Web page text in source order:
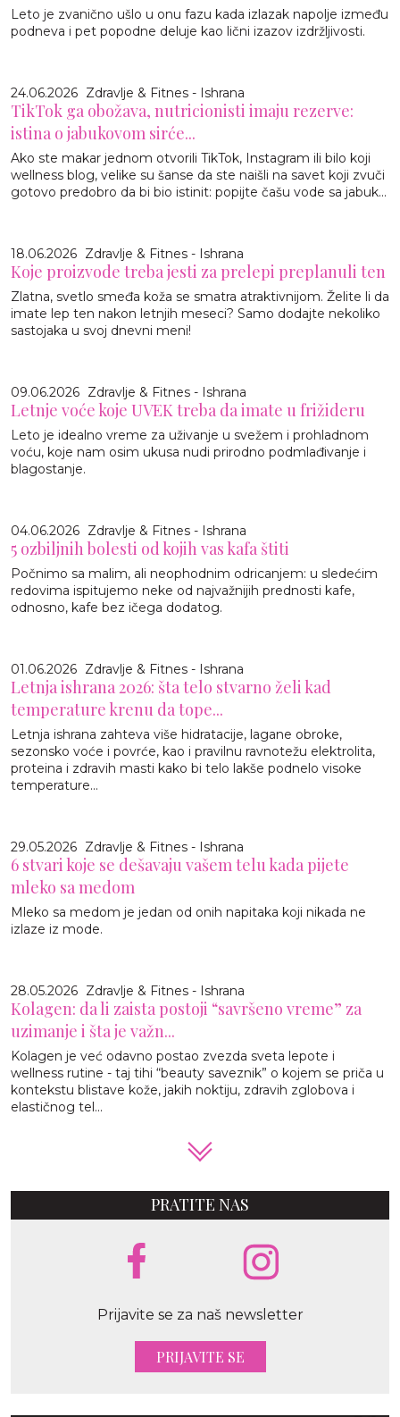
Leto je zvanično ušlo u onu fazu kada izlazak napolje između
podneva i pet popodne deluje kao lični izazov izdržljivosti.
24.06.2026 Zdravlje & Fitnes - Ishrana
TikTok ga obožava, nutricionisti imaju rezerve:
istina o jabukovom sirće...
Ako ste makar jednom otvorili TikTok, Instagram ili bilo koji
wellness blog, velike su šanse da ste naišli na savet koji zvuči
gotovo predobro da bi bio istinit: popijte čašu vode sa jabuk...
18.06.2026 Zdravlje & Fitnes - Ishrana
Koje proizvode treba jesti za prelepi preplanuli ten
Zlatna, svetlo smeđa koža se smatra atraktivnijom. Želite li da
imate lep ten nakon letnjih meseci? Samo dodajte nekoliko
sastojaka u svoj dnevni meni!
09.06.2026 Zdravlje & Fitnes - Ishrana
Letnje voće koje UVEK treba da imate u frižideru
Leto je idealno vreme za uživanje u svežem i prohladnom
voću, koje nam osim ukusa nudi prirodno podmlađivanje i
blagostanje.
04.06.2026 Zdravlje & Fitnes - Ishrana
5 ozbiljnih bolesti od kojih vas kafa štiti
Počnimo sa malim, ali neophodnim odricanjem: u sledećim
redovima ispitujemo neke od najvažnijih prednosti kafe,
odnosno, kafe bez ičega dodatog.
01.06.2026 Zdravlje & Fitnes - Ishrana
Letnja ishrana 2026: šta telo stvarno želi kad
temperature krenu da tope...
Letnja ishrana zahteva više hidratacije, lagane obroke,
sezonsko voće i povrće, kao i pravilnu ravnotežu elektrolita,
proteina i zdravih masti kako bi telo lakše podnelo visoke
temperature...
29.05.2026 Zdravlje & Fitnes - Ishrana
6 stvari koje se dešavaju vašem telu kada pijete
mleko sa medom
Mleko sa medom je jedan od onih napitaka koji nikada ne
izlaze iz mode.
28.05.2026 Zdravlje & Fitnes - Ishrana
Kolagen: da li zaista postoji “savršeno vreme” za
uzimanje i šta je važn...
Kolagen je već odavno postao zvezda sveta lepote i
wellness rutine - taj tihi “beauty saveznik” o kojem se priča u
kontekstu blistave kože, jakih noktiju, zdravih zglobova i
elastičnog tel...
PRATITE NAS
Prijavite se za naš newsletter
PRIJAVITE SE